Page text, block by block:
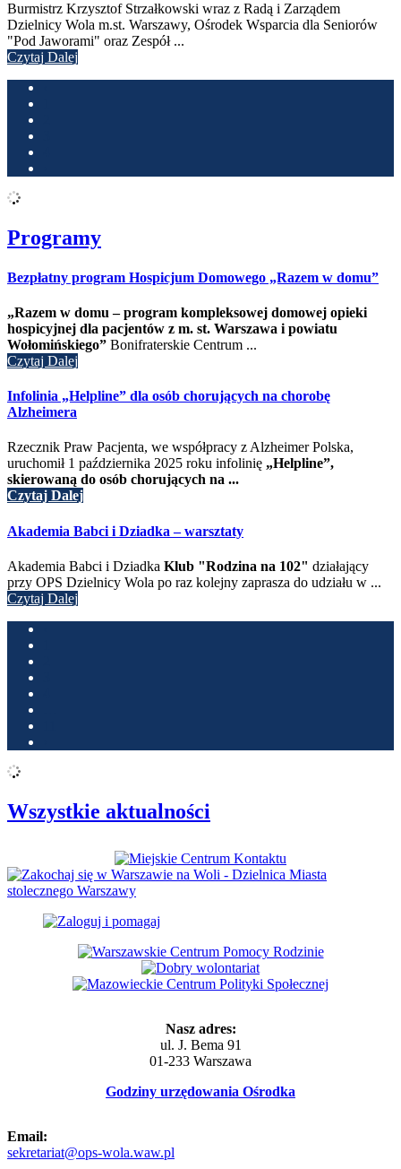
Burmistrz Krzysztof Strzałkowski wraz z Radą i Zarządem
Dzielnicy Wola m.st. Warszawy, Ośrodek Wsparcia dla Seniorów
"Pod Jaworami" oraz Zespół ...
Czytaj Dalej
Programy
Bezpłatny program Hospicjum Domowego „Razem w domu”
„Razem w domu – program kompleksowej domowej opieki
hospicyjnej dla pacjentów z m. st. Warszawa i powiatu
Wołomińskiego” Bonifraterskie Centrum ...
Czytaj Dalej
Infolinia „Helpline” dla osób chorujących na chorobę
Alzheimera
Rzecznik Praw Pacjenta, we współpracy z Alzheimer Polska,
uruchomił 1 października 2025 roku infolinię „Helpline”,
skierowaną do osób chorujących na ...
Czytaj Dalej
Akademia Babci i Dziadka – warsztaty
Akademia Babci i Dziadka Klub "Rodzina na 102" działający
przy OPS Dzielnicy Wola po raz kolejny zaprasza do udziału w ...
Czytaj Dalej
Wszystkie aktualności
Nasz adres:
ul. J. Bema 91
01-233 Warszawa
Godziny urzędowania Ośrodka
Email:
sekretariat@ops-wola.waw.pl